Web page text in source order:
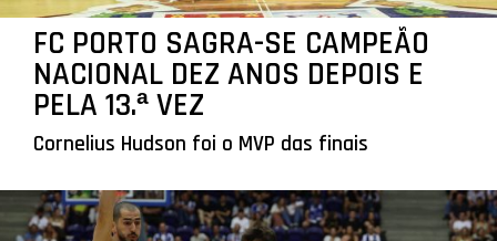
FC PORTO SAGRA-SE CAMPEÃO
NACIONAL DEZ ANOS DEPOIS E
PELA 13.ª VEZ
Cornelius Hudson foi o MVP das finais